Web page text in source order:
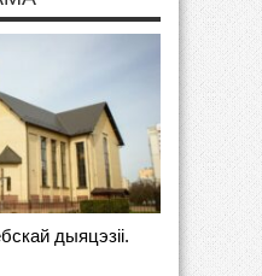
дыяцэзіі.